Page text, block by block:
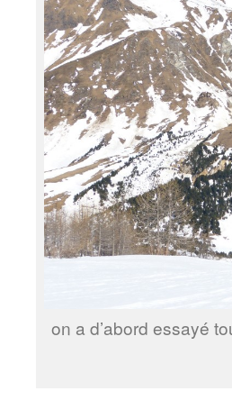
on a d’abord essayé